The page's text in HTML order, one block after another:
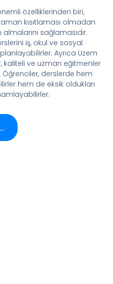
özelliklerinden biri,
kısıtlaması olmadan
sağlamasıdır.
iş, okul ve sosyal
Ayrıca Uzem
kaliteli ve uzman eğitmenler
Öğrenciler, derslerde hem
hem de eksik oldukları